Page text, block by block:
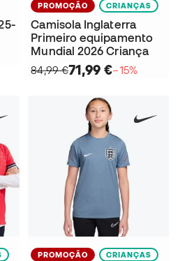
PROMOÇÃO CRIANÇAS
Camisola Inglaterra
Primeiro equipamento
Mundial 2026 Criança
84,99 €71,99 €−15%
PROMOÇÃO CRIANÇAS